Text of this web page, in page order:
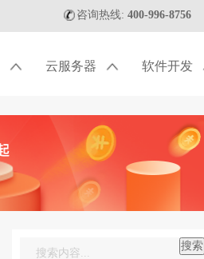
咨询热线: 400-996-8756
云服务器 软件开发
搜索